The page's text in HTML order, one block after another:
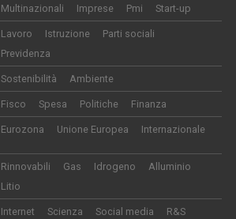
Multinazionali Imprese Pmi Start-up
Lavoro Istruzione
Parti sociali
Previdenza
Sostenibilità Ambiente
Fisco Spesa Politiche Finanza
Eurozona Unione Europea Internazionale
Rinnovabili Gas Idrogeno
Alluminio
Litio
Internet Scienza Social media R&S